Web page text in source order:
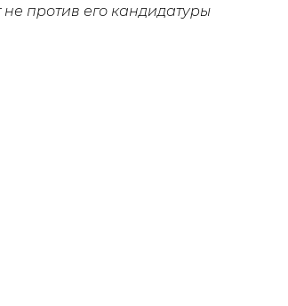
не против его кандидатуры